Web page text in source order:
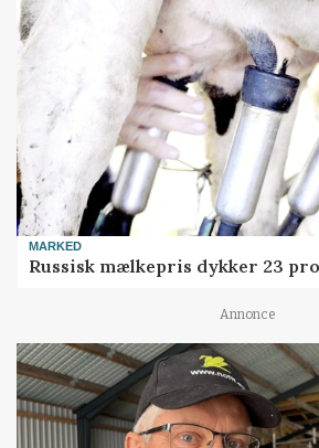
MARKED
Russisk mælkepris dykker 23
Annonce